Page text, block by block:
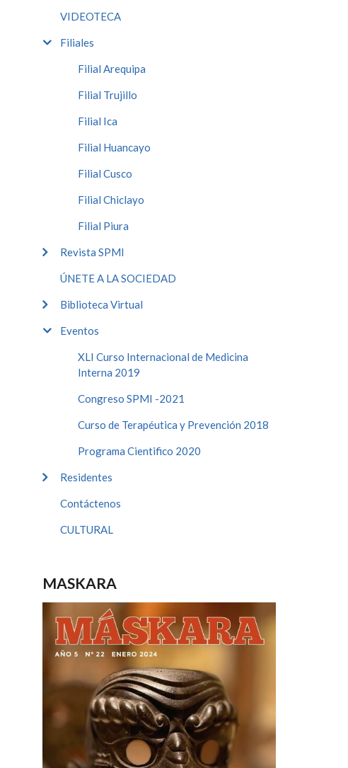
VIDEOTECA
Filiales
Filial Arequipa
Filial Trujillo
Filial Ica
Filial Huancayo
Filial Cusco
Filial Chiclayo
Filial Piura
Revista SPMI
ÚNETE A LA SOCIEDAD
Biblioteca Virtual
Eventos
XLI Curso Internacional de Medicina
Interna 2019
Congreso SPMI -2021
Curso de Terapéutica y Prevención 2018
Programa Cientifico 2020
Residentes
Contáctenos
CULTURAL
MASKARA